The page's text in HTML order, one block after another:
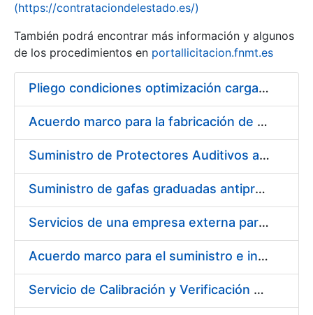
Show/Hide
(https://contrataciondelestado.es/)
También podrá encontrar más información y algunos
de los procedimientos en portallicitacion.fnmt.es
Pliego condiciones optimización cargas compras firmado
Acuerdo marco para la fabricación de piezas
Suministro de Protectores Auditivos a medida para las personas trabajadoras de los Centros de Trabajo de Madrid y Burgos
Suministro de gafas graduadas antiproyecciones para los trabajadores de la FNMT-RCM en los centros de trabajo de Madrid y Burgos
Servicios de una empresa externa para el asesoramiento y resolución de los recursos de alzada que se presentan relacionados con procesos de selección para la FNMT-RCM
Acuerdo marco para el suministro e instalación de persianas, estores y otros complementos
Servicio de Calibración y Verificación Externa de los Equipos de Medición del Servicio de Prevención de la FNMT-RCM